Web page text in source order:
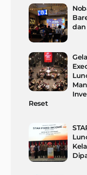
Reset